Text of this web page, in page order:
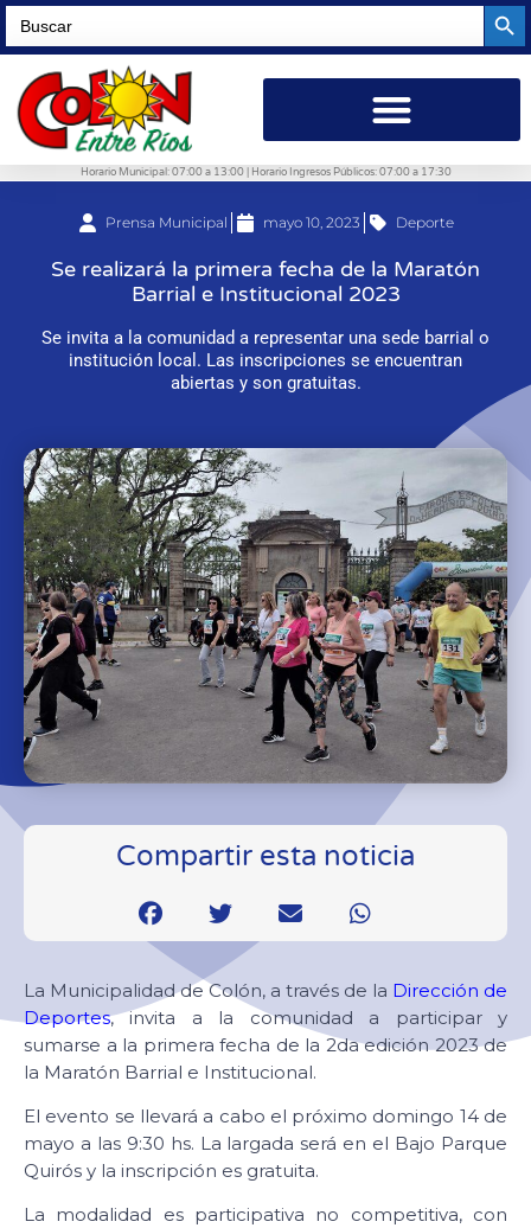
Search
for:
Horario Municipal: 07:00 a 13:00 | Horario Ingresos Públicos: 07:00 a 17:30
Prensa Municipal mayo 10, 2023 Deporte
Se realizará la primera fecha de la Maratón
Barrial e Institucional 2023
Se invita a la comunidad a representar una sede barrial o
institución local. Las inscripciones se encuentran
abiertas y son gratuitas.
Compartir esta noticia
La Municipalidad de Colón, a través de la Dirección de
Deportes, invita a la comunidad a participar y
sumarse a la primera fecha de la 2da edición 2023 de
la Maratón Barrial e Institucional.
El evento se llevará a cabo el próximo domingo 14 de
mayo a las 9:30 hs. La largada será en el Bajo Parque
Quirós y la inscripción es gratuita.
La modalidad es participativa no competitiva, con